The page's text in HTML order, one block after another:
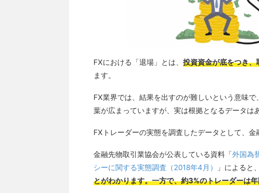
FXにおける「退場」とは、 投資資金が底をつき
ます。
FX業界では、結果を出すのが難しいという意味
葉が広まっていますが、実は根拠となるデータは
FXトレーダーの実態を調査したデータとして、金
金融先物取引業協会が公表している資料「外国為
シーに関する実態調査（2018年4月）
」によると、
とがわかります。一方で、約3%のトレーダーは